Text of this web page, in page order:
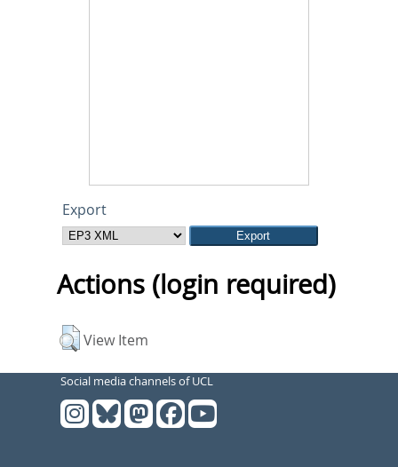
Export
Actions (login required)
View Item
Social media channels of UCL